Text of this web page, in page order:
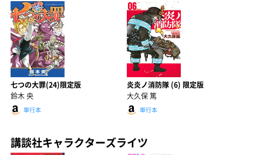
七つの大罪(24)限定版
鈴木 央
単行本
炎炎ノ消防隊 (6) 限定版
大久保 篤
単行本
講談社キャラクターズライツ